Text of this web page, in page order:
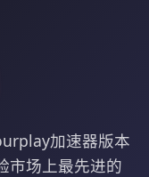
加速器版本
市场上最先进的